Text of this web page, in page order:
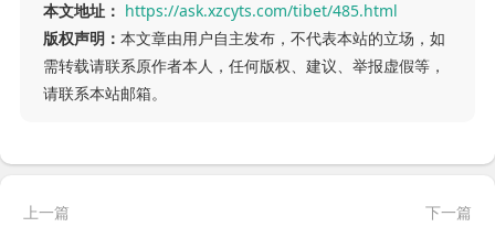
本文地址： https://ask.xzcyts.com/tibet/485.html
版权声明： 本文章由用户自主发布，不代表本站的立场，如
需转载请联系原作者本人，任何版权、建议、举报虚假等，
请联系本站邮箱。
上一篇 下一篇